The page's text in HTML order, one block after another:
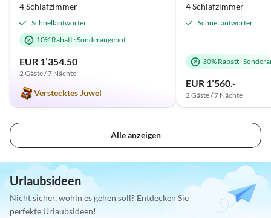
4 Schlafzimmer
Schnellantworter
10% Rabatt·Sonderangebot
EUR 1’354.50
2 Gäste / 7 Nächte
Verstecktes Juwel
4 Schlafzimmer
Schnellantworter
30% Rabatt·
EUR 1’560.-
2 Gäste / 7 Nächte
Alle anzeigen
Urlaubsideen
Nicht sicher, wohin es gehen soll? Entdecken Sie
perfekte Urlaubsideen!